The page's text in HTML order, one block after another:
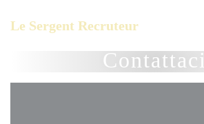
Le Sergent Recruteur
Contattaci